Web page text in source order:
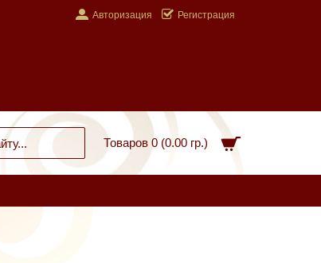
Авторизация Регистрация
Товаров 0 (0.00 гр.)